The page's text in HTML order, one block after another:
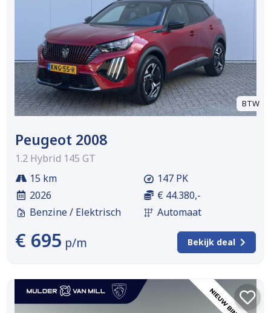
BTW
Peugeot 2008
1.2 Hybrid 145 GT
15 km
2026
Benzine / Elektrisch
147 PK
€ 44.380,-
Automaat
€ 695 p/m Bekijk deal